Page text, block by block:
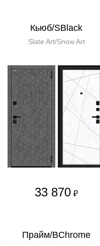
Кьюб/SBlack
Slate Art/Snow Art
33 870 ₽
Прайм/BChrome